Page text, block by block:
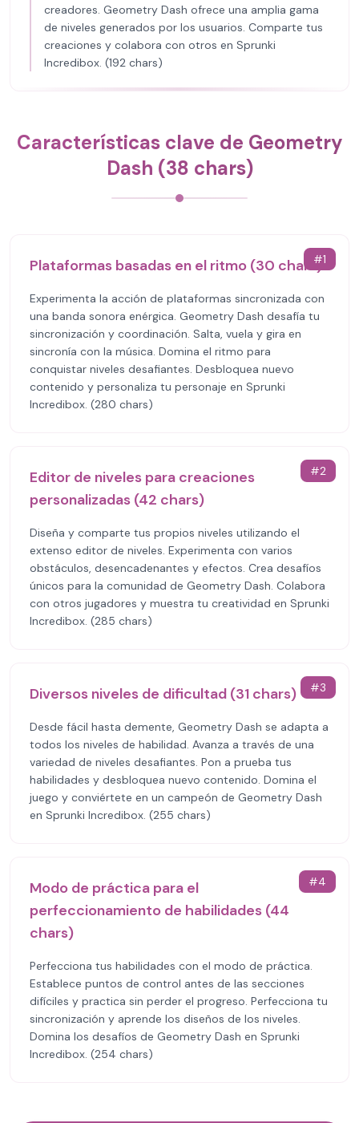
creadores. Geometry Dash ofrece una amplia gama
de niveles generados por los usuarios. Comparte tus
creaciones y colabora con otros en Sprunki
Incredibox. (192 chars)
Características clave de Geometry
Dash (38 chars)
#1
Plataformas basadas en el ritmo (30 chars)
Experimenta la acción de plataformas sincronizada con
una banda sonora enérgica. Geometry Dash desafía tu
sincronización y coordinación. Salta, vuela y gira en
sincronía con la música. Domina el ritmo para
conquistar niveles desafiantes. Desbloquea nuevo
contenido y personaliza tu personaje en Sprunki
Incredibox. (280 chars)
#2
Editor de niveles para creaciones
personalizadas (42 chars)
Diseña y comparte tus propios niveles utilizando el
extenso editor de niveles. Experimenta con varios
obstáculos, desencadenantes y efectos. Crea desafíos
únicos para la comunidad de Geometry Dash. Colabora
con otros jugadores y muestra tu creatividad en Sprunki
Incredibox. (285 chars)
#3
Diversos niveles de dificultad (31 chars)
Desde fácil hasta demente, Geometry Dash se adapta a
todos los niveles de habilidad. Avanza a través de una
variedad de niveles desafiantes. Pon a prueba tus
habilidades y desbloquea nuevo contenido. Domina el
juego y conviértete en un campeón de Geometry Dash
en Sprunki Incredibox. (255 chars)
#4
Modo de práctica para el
perfeccionamiento de habilidades (44
chars)
Perfecciona tus habilidades con el modo de práctica.
Establece puntos de control antes de las secciones
difíciles y practica sin perder el progreso. Perfecciona tu
sincronización y aprende los diseños de los niveles.
Domina los desafíos de Geometry Dash en Sprunki
Incredibox. (254 chars)